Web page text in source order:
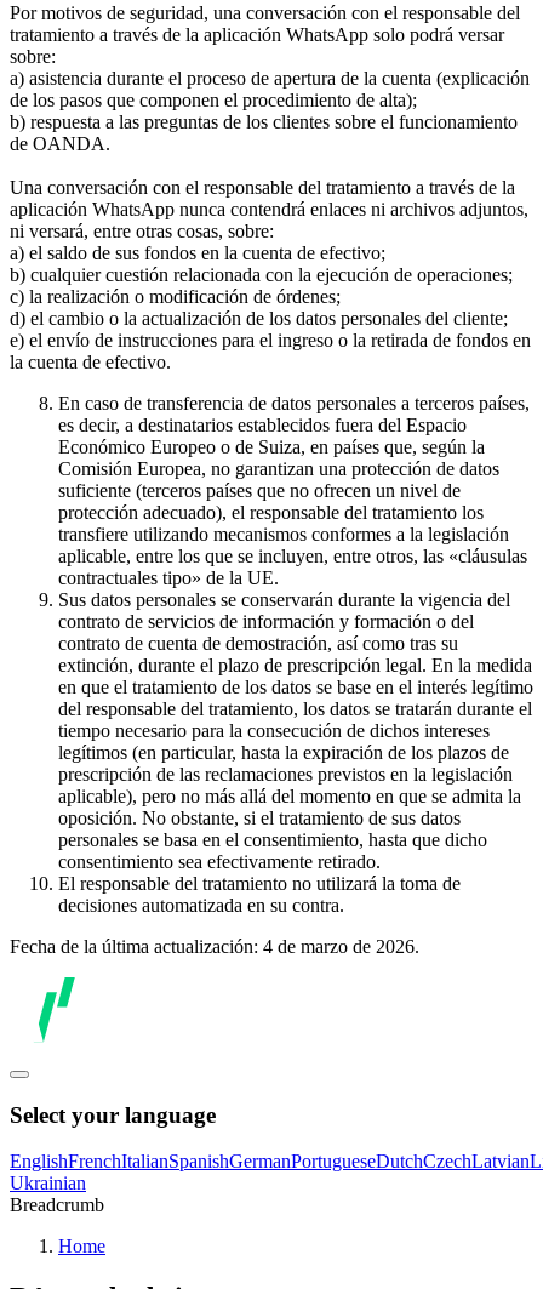
Por motivos de seguridad, una conversación con el responsable del
tratamiento a través de la aplicación WhatsApp solo podrá versar
sobre:
a) asistencia durante el proceso de apertura de la cuenta (explicación
de los pasos que componen el procedimiento de alta);
b) respuesta a las preguntas de los clientes sobre el funcionamiento
de OANDA.
Una conversación con el responsable del tratamiento a través de la
aplicación WhatsApp nunca contendrá enlaces ni archivos adjuntos,
ni versará, entre otras cosas, sobre:
a) el saldo de sus fondos en la cuenta de efectivo;
b) cualquier cuestión relacionada con la ejecución de operaciones;
c) la realización o modificación de órdenes;
d) el cambio o la actualización de los datos personales del cliente;
e) el envío de instrucciones para el ingreso o la retirada de fondos en
la cuenta de efectivo.
En caso de transferencia de datos personales a terceros países,
es decir, a destinatarios establecidos fuera del Espacio
Económico Europeo o de Suiza, en países que, según la
Comisión Europea, no garantizan una protección de datos
suficiente (terceros países que no ofrecen un nivel de
protección adecuado), el responsable del tratamiento los
transfiere utilizando mecanismos conformes a la legislación
aplicable, entre los que se incluyen, entre otros, las «cláusulas
contractuales tipo» de la UE.
Sus datos personales se conservarán durante la vigencia del
contrato de servicios de información y formación o del
contrato de cuenta de demostración, así como tras su
extinción, durante el plazo de prescripción legal. En la medida
en que el tratamiento de los datos se base en el interés legítimo
del responsable del tratamiento, los datos se tratarán durante el
tiempo necesario para la consecución de dichos intereses
legítimos (en particular, hasta la expiración de los plazos de
prescripción de las reclamaciones previstos en la legislación
aplicable), pero no más allá del momento en que se admita la
oposición. No obstante, si el tratamiento de sus datos
personales se basa en el consentimiento, hasta que dicho
consentimiento sea efectivamente retirado.
El responsable del tratamiento no utilizará la toma de
decisiones automatizada en su contra.
Fecha de la última actualización: 4 de marzo de 2026.
Select your language
EnglishFrenchItalianSpanishGermanPortugueseDutchCzechLatvian
Ukrainian
Breadcrumb
Home